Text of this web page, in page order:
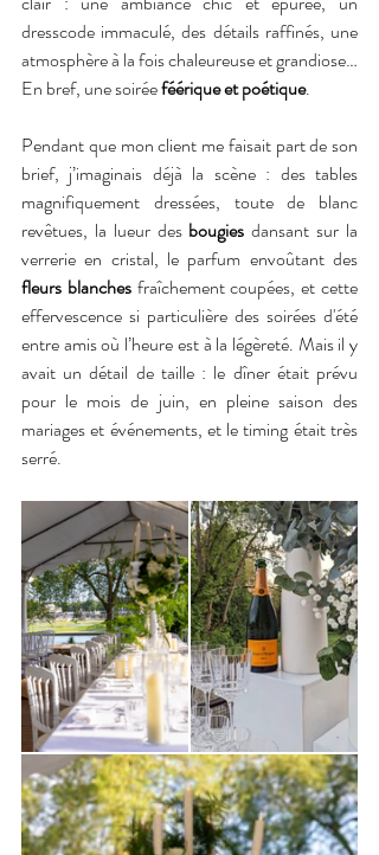
dresscode immaculé, des détails raffinés, une
atmosphère à la fois chaleureuse et grandiose…
En bref, une soirée féérique et poétique.
Pendant que mon client me faisait part de son
brief, j’imaginais déjà la scène : des tables
magnifiquement dressées, toute de blanc
revêtues, la lueur des bougies dansant sur la
verrerie en cristal, le parfum envoûtant des
fleurs blanches fraîchement coupées, et cette
effervescence si particulière des soirées d'été
entre amis où l’heure est à la légèreté. Mais il y
avait un détail de taille : le dîner était prévu
pour le mois de juin, en pleine saison des
mariages et événements, et le timing était très
serré.